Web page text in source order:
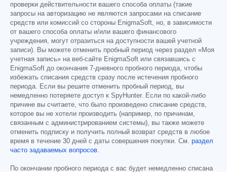
проверки действительности вашего способа оплаты (такие
запросы на авторизацию не являются запросами на списание
средств или комиссий со стороны EnigmaSoft, но, в зависимости
от вашего способа оплаты и/или вашего финансового
учреждения, могут отразиться на доступности вашей учетной
записи). Вы можете отменить пробный период через раздел «Моя
учетная запись» на веб-сайте EnigmaSoft или связавшись с
EnigmaSoft до окончания 7-дневного пробного периода, чтобы
избежать списания средств сразу после истечения пробного
периода. Если вы решите отменить пробный период, вы
немедленно потеряете доступ к SpyHunter. Если по какой-либо
причине вы считаете, что было произведено списание средств,
которое вы не хотели производить (например, по причинам,
связанным с администрированием системы), вы также можете
отменить подписку и получить полный возврат средств в любое
время в течение 30 дней с даты совершения покупки. См. раздел
часто задаваемых вопросов
По окончании пробного периода с вас будет немедленно списана